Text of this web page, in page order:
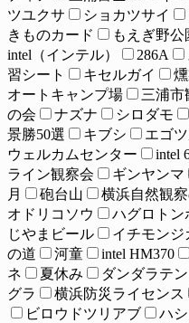
ツユクサ
ショカツサイ
きものカード
もえぎ野公
intel（インテル）
286A
習シート
キセルガイ
オートキャンプ場
三浦市
の会
ナズナ シロダモ
景勝50選
キブシ エゴ
ウェルカムセンター
intel
ライン観察会
ギンヤンマ
月
砲台山 横浜自然観
オドリコソウ
ハグロトン
じやまビール
イチモンジ
の道
河童 intel HM370
ネ
夏休み ダンダラテ
グラ
横浜防災ライセンス
ビロウドツリアブ
ハ